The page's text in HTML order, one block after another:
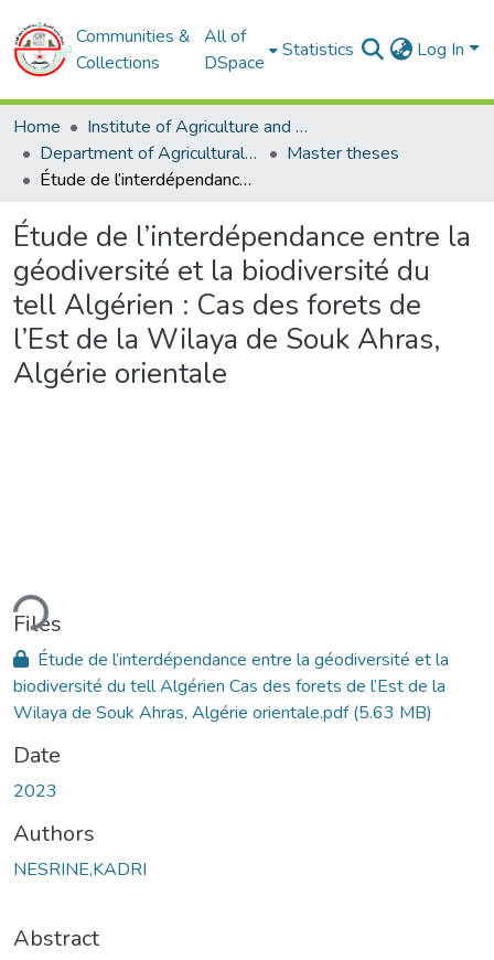
Communities &
Collections
All of
DSpace
Statistics Log In
Home
Institute of Agriculture and Veterinary Sciences
Department of Agricultural Sciences
Master theses
Étude de l’interdépendance entre la géodiversité et la biodiversité du tell Algérien : Cas des forets de l’Est de la Wilaya de Souk Ahras, Algérie orientale
Étude de l’interdépendance entre la
géodiversité et la biodiversité du
tell Algérien : Cas des forets de
l’Est de la Wilaya de Souk Ahras,
Algérie orientale
Files
Étude de l’interdépendance entre la géodiversité et la
biodiversité du tell Algérien Cas des forets de l’Est de la
Wilaya de Souk Ahras, Algérie orientale.pdf(5.63 MB)
Date
2023
Authors
NESRINE,KADRI
Abstract